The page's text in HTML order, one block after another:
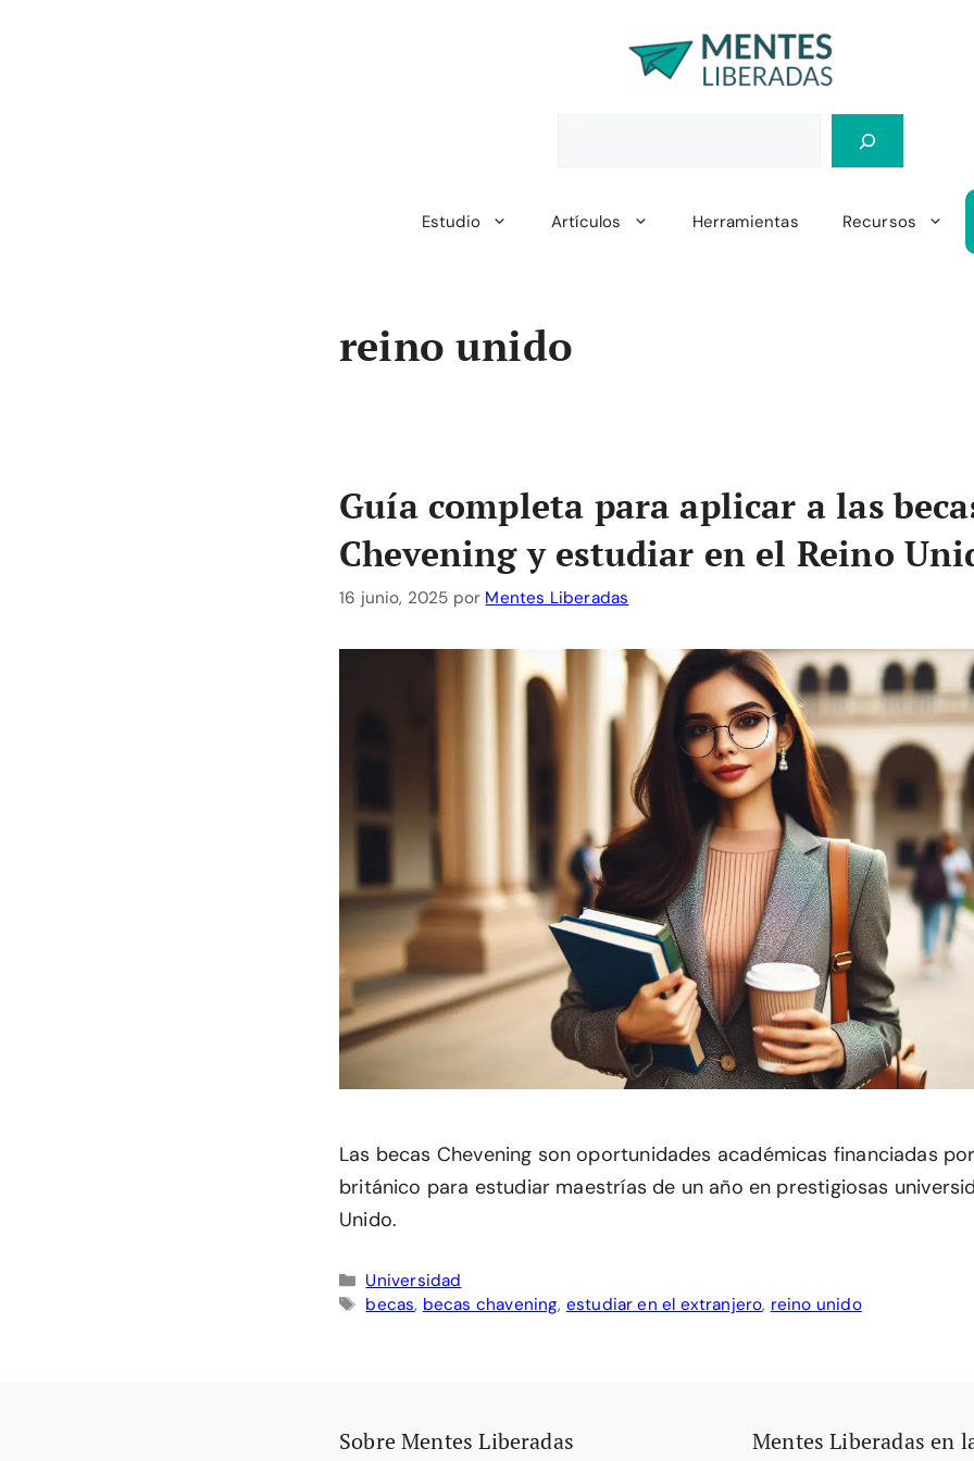
Estudio Artículos Herramientas Recursos
reino unido
Guía completa para aplicar a las
Chevening y estudiar en el Reino
16 junio, 2025 por Mentes Liberadas
Las becas Chevening son oportunidades académicas financiadas
británico para estudiar maestrías de un año en prestigiosas
Unido.
Categorías
Universidad
Etiquetas
becas, becas chavening, estudiar en el extranjero, reino unido
Sobre Mentes Liberadas Mentes Liberadas en